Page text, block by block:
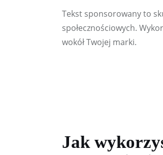
Tekst sponsorowany to
społecznościowych.
wokół Twojej marki.
Jak